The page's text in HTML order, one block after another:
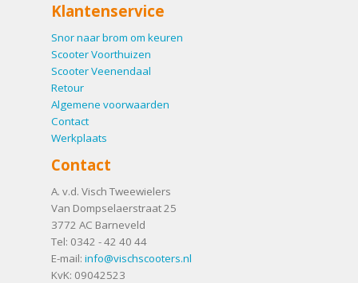
Klantenservice
Snor naar brom om keuren
Scooter Voorthuizen
Scooter Veenendaal
Retour
Algemene voorwaarden
Contact
Werkplaats
Contact
A. v.d. Visch Tweewielers
Van Dompselaerstraat 25
3772 AC Barneveld
Tel: 0342 - 42 40 44
E-mail: info@vischscooters.nl
KvK: 09042523